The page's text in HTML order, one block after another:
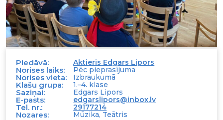
Piedāvā: Aktieris Edgars Lipors
Norises laiks: Pēc pieprasījuma
Norises vieta: Izbraukumā
Klašu grupa: 1.–4. klase
Saziņai: Edgars Lipors
E-pasts: edgarslipors@inbox.lv
Tel. nr.: 29177214
Nozares: Mūzika, Teātris